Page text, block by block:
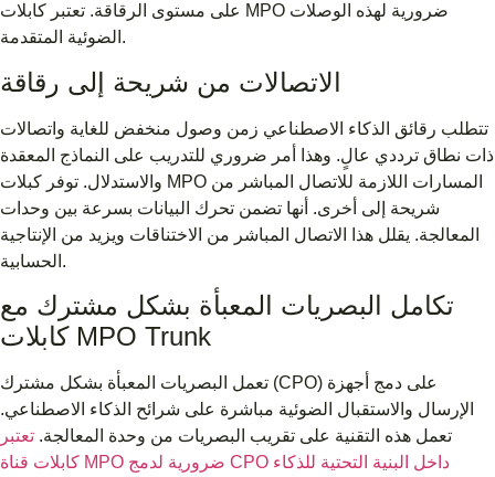
على مستوى الرقاقة. تعتبر كابلات MPO ضرورية لهذه الوصلات
الضوئية المتقدمة.
الاتصالات من شريحة إلى رقاقة
تتطلب رقائق الذكاء الاصطناعي زمن وصول منخفض للغاية واتصالات
ذات نطاق ترددي عالٍ. وهذا أمر ضروري للتدريب على النماذج المعقدة
والاستدلال. توفر كبلات MPO المسارات اللازمة للاتصال المباشر من
شريحة إلى أخرى. أنها تضمن تحرك البيانات بسرعة بين وحدات
المعالجة. يقلل هذا الاتصال المباشر من الاختناقات ويزيد من الإنتاجية
الحسابية.
تكامل البصريات المعبأة بشكل مشترك مع
كابلات MPO Trunk
تعمل البصريات المعبأة بشكل مشترك (CPO) على دمج أجهزة
الإرسال والاستقبال الضوئية مباشرة على شرائح الذكاء الاصطناعي.
تعمل هذه التقنية على تقريب البصريات من وحدة المعالجة. تعتبر
كابلات قناة MPO ضرورية لدمج CPO داخل البنية التحتية للذكاء